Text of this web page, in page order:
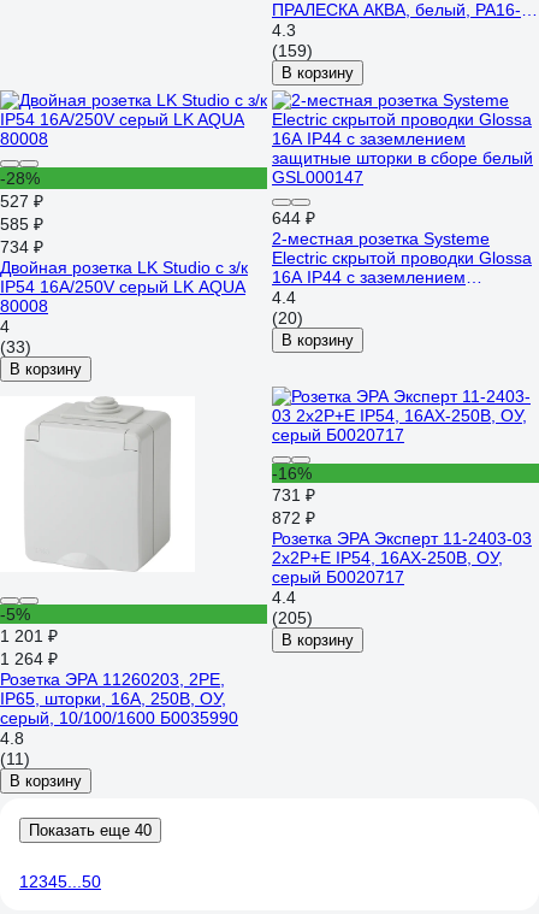
ПРАЛЕСКА АКВА, белый, РА16-
0132
4.3
(159)
В корзину
-28%
527 ₽
585 ₽
734 ₽
Двойная розетка LK Studio с з/к
IP54 16А/250V серый LK AQUA
80008
4
(33)
В корзину
644 ₽
2-местная розетка Systeme
Electric скрытой проводки Glossa
16А IP44 с заземлением
защитные шторки в сборе белый
GSL000147
4.4
(20)
В корзину
-5%
1 201 ₽
1 264 ₽
Розетка ЭРА 11260203, 2PE,
IP65, шторки, 16A, 250В, ОУ,
серый, 10/100/1600 Б0035990
4.8
(11)
В корзину
-16%
731 ₽
872 ₽
Розетка ЭРА Эксперт 11-2403-03
2х2P+E IP54, 16АХ-250В, ОУ,
серый Б0020717
4.4
(205)
В корзину
Показать еще 40
1 2345 50